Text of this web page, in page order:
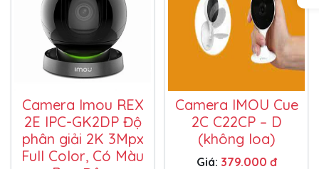
Camera Imou REX
2E IPC-GK2DP Độ
phân giải 2K 3Mpx
Full Color, Có Màu
Camera IMOU Cue
2C C22CP – D
(không loa)
Giá: 379.000 đ